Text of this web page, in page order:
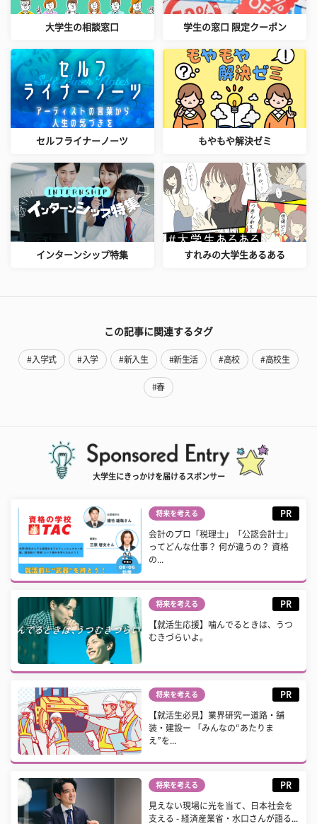
大学生の相談窓口 学生の窓口 限定クーポン
セルフライナーノーツ もやもや解決ゼミ
インターンシップ特集 すれみの大学生あるある
この記事に関連するタグ
#入学式 #入学 #新入生 #新生活 #高校 #高校生
#春
大学生にきっかけを届けるスポンサー
将来を考える PR
会計のプロ「税理士」「公認会計士」
ってどんな仕事？ 何が違うの？ 資格
の...
将来を考える PR
【就活生応援】噛んでるときは、うつ
むきづらいよ。
将来を考える PR
【就活生必見】業界研究ー道路・舗
装・建設ー 「みんなの“あたりま
え”を...
将来を考える PR
見えない現場に光を当て、日本社会を
支える - 経済産業省・水口さんが語る...